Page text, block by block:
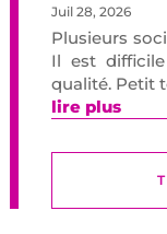
Juil 28, 2026
Plusieurs
Il est
qualité. Petit
lire plus